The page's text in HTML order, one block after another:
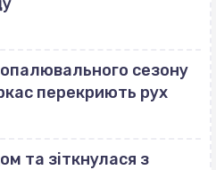
сезону
перекриють рух
та зіткнулася з